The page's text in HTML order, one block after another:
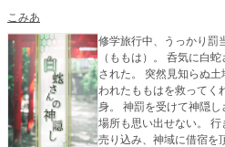
こみあ
修学旅行中、うっかり罰
（ももは）。 呑気に白
された。 突然見知らぬ土地に送り出され、落ち武者狩りに襲
われたももはを救ってく
身。 神罰を受けて神隠しされたらしきももは、は苗字も帰る
場所も思い出せない。 行き場のないももははそれでも自分を
売り込み、神域に借宿を